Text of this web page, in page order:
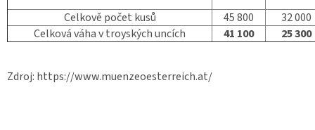
Celkově počet kusů
45 800
32 000
Celková váha v troyských uncích
41 100 25 300
Zdroj: https://www.muenzeoesterreich.at/